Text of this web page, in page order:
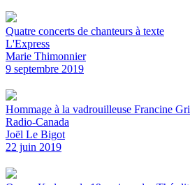
Quatre concerts de chanteurs à texte
L'Express
Marie Thimonnier
9 septembre 2019
Hommage à la vadrouilleuse Francine
Radio-Canada
Joël Le Bigot
22 juin 2019